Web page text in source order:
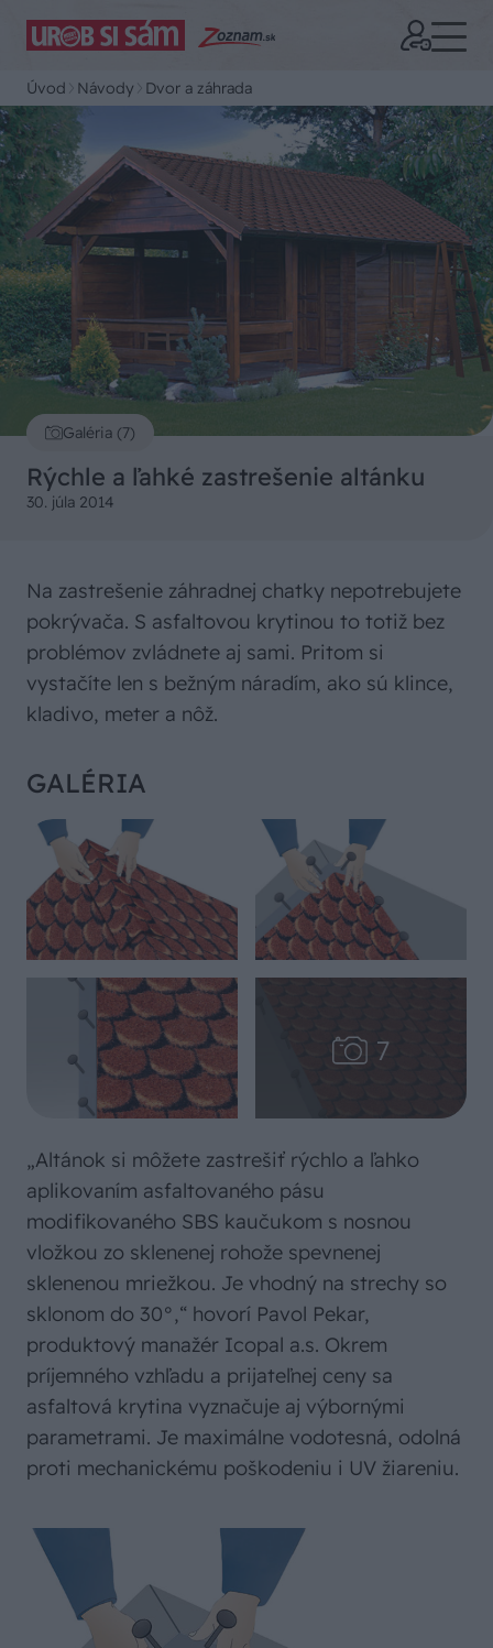
Úvod Návody Dvor a záhrada
Galéria (7)
Rýchle a ľahké zastrešenie altánku
30. júla 2014
Na zastrešenie záhradnej chatky nepotrebujete
pokrývača. S asfaltovou krytinou to totiž bez
problémov zvládnete aj sami. Pritom si
vystačíte len s bežným náradím, ako sú klince,
kladivo, meter a nôž.
GALÉRIA
„Altánok si môžete zastrešiť rýchlo a ľahko
aplikovaním asfaltovaného pásu
modifikovaného SBS kaučukom s nosnou
vložkou zo sklenenej rohože spevnenej
sklenenou mriežkou. Je vhodný na strechy so
sklonom do 30°,“ hovorí Pavol Pekar,
produktový manažér Icopal a.s. Okrem
príjemného vzhľadu a prijateľnej ceny sa
asfaltová krytina vyznačuje aj výbornými
parametrami. Je maximálne vodotesná, odolná
proti mechanickému poškodeniu i UV žiareniu.